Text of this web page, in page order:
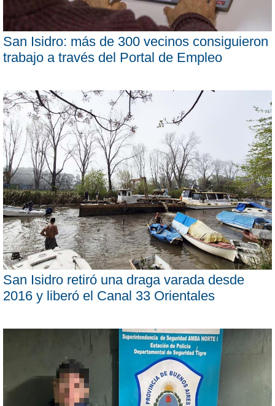
San Isidro: más de 300 vecinos consiguieron
trabajo a través del Portal de Empleo
San Isidro retiró una draga varada desde
2016 y liberó el Canal 33 Orientales